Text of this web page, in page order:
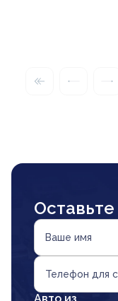
Оставьте
Ваше имя
Телефон для